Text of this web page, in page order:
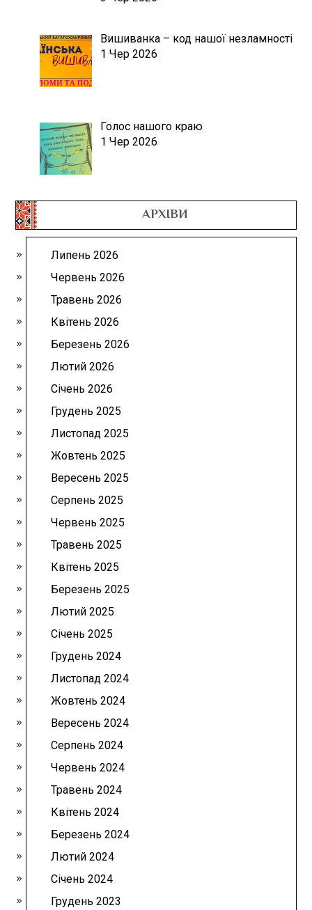
Вишиванка – код нашої незламності
1 Чер 2026
Голос нашого краю
1 Чер 2026
АРХІВИ
Липень 2026
Червень 2026
Травень 2026
Квітень 2026
Березень 2026
Лютий 2026
Січень 2026
Грудень 2025
Листопад 2025
Жовтень 2025
Вересень 2025
Серпень 2025
Червень 2025
Травень 2025
Квітень 2025
Березень 2025
Лютий 2025
Січень 2025
Грудень 2024
Листопад 2024
Жовтень 2024
Вересень 2024
Серпень 2024
Червень 2024
Травень 2024
Квітень 2024
Березень 2024
Лютий 2024
Січень 2024
Грудень 2023